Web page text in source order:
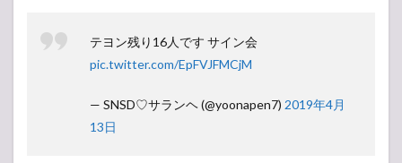
Signal～
テヨン残り16人です サイン会
pic.twitter.com/EpFVJFMCjM
— SNSD♡サランヘ (@yoonapen7) 2019年4月
13日